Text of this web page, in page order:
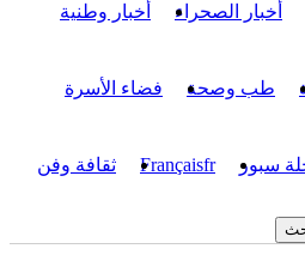
أخبار الصحراء أخبار وطنية
طب وصحة فضاء الأسرة
سبور Françaisfr ثقافة وفن